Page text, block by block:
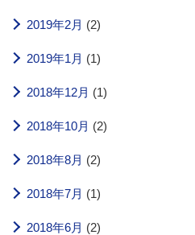
2019年2月 (2)
2019年1月 (1)
2018年12月 (1)
2018年10月 (2)
2018年8月 (2)
2018年7月 (1)
2018年6月 (2)